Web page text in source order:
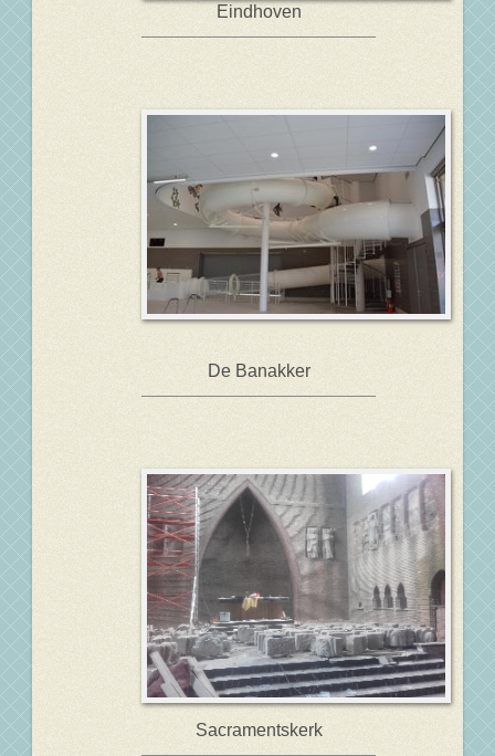
Eindhoven
De Banakker
Sacramentskerk